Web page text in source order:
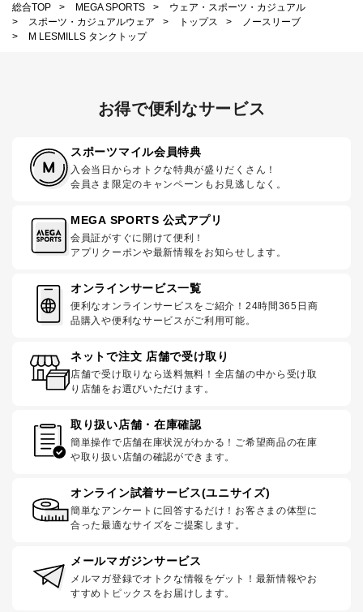
総合TOP
> MEGA SPORTS >
ウェア・スポーツ・カジュアル
>
スポーツ・カジュアルウェア > トップス >
ノースリーブ
>
M LESMILLS タンクトップ
お得で便利なサービス
スポーツマイル会員特典
入会当日からオトクな特典が盛りだくさん！
会員さま限定のキャンペーンもお見逃しなく。
MEGA SPORTS 公式アプリ
会員証がすぐに開けて便利！
アプリクーポンや最新情報をお知らせします。
オンラインサービス一覧
便利なオンラインサービスをご紹介！24時間365日商
品購入や便利なサービスがご利用可能。
ネットで注文 店舗で受け取り
店舗で受け取りなら送料無料！全店舗の中から受け取
り店舗をお選びいただけます。
取り扱い店舗・在庫確認
簡単操作で店舗在庫状況がわかる！ご希望商品の在庫
や取り扱い店舗の確認ができます。
オンライン試着サービス(ユニサイズ)
簡単なアンケートに回答するだけ！お客さまの体型に
合った最適なサイズをご提案します。
メールマガジンサービス
メルマガ登録でオトクな情報をゲット！最新情報やお
すすめトピックスをお届けします。